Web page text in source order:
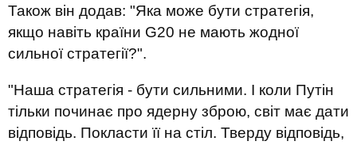
Також він додав: "Яка може бути стратегія,
якщо навіть країни G20 не мають жодної
сильної стратегії?".
"Наша стратегія - бути сильними. І коли Путін
тільки починає про ядерну зброю, світ має дати
відповідь. Покласти її на стіл. Тверду відповідь,